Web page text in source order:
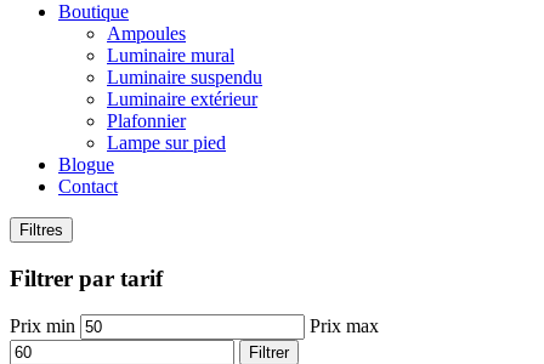
Boutique
Ampoules
Luminaire mural
Luminaire suspendu
Luminaire extérieur
Plafonnier
Lampe sur pied
Blogue
Contact
Filtres
Filtrer par tarif
Prix min Prix max
Filtrer